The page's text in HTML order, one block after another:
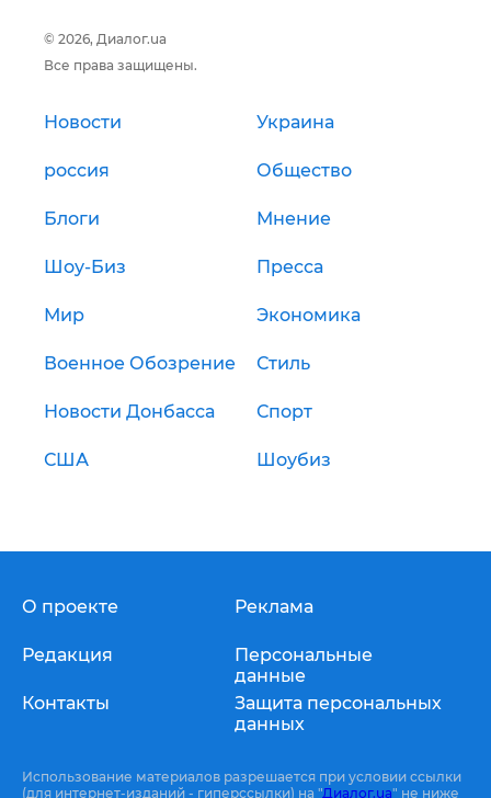
© 2026, Диалог.ua
Все права защищены.
Новости Украина
россия Общество
Блоги Мнение
Шоу-Биз Пресса
Мир Экономика
Военное Обозрение Стиль
Новости Донбасса Спорт
США Шоубиз
О проекте
Редакция
Контакты
Реклама
Персональные
данные
Защита персональных
данных
Использование материалов разрешается при условии ссылки
(для интернет-изданий - гиперссылки) на "Диалог.ua" не ниже